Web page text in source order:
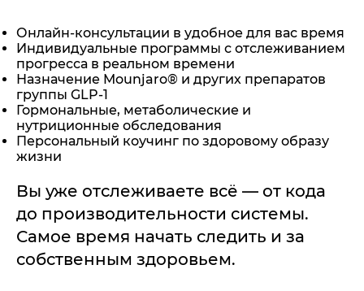
Онлайн-консультации в удобное для вас время
Индивидуальные программы с отслеживанием
прогресса в реальном времени
Назначение Mounjaro® и других препаратов
группы GLP-1
Гормональные, метаболические и
нутриционные обследования
Персональный коучинг по здоровому образу
жизни
Вы уже отслеживаете всё — от кода
до производительности системы.
Самое время начать следить и за
собственным здоровьем.